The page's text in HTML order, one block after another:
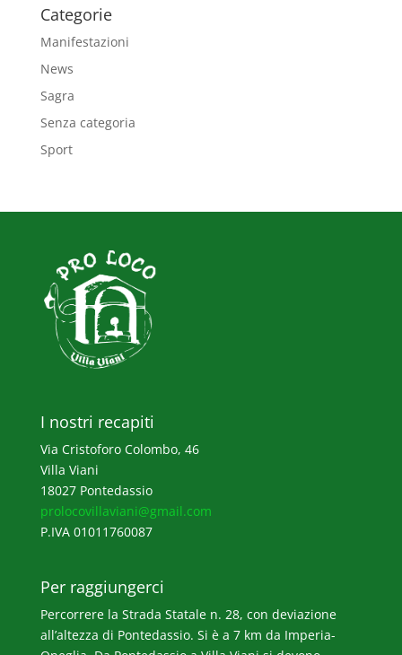
Categorie
Manifestazioni
News
Sagra
Senza categoria
Sport
I nostri recapiti
Via Cristoforo Colombo, 46
Villa Viani
18027 Pontedassio
prolocovillaviani@gmail.com
P.IVA 01011760087
Per raggiungerci
Percorrere la Strada Statale n. 28, con deviazione
all’altezza di Pontedassio. Si è a 7 km da Imperia-